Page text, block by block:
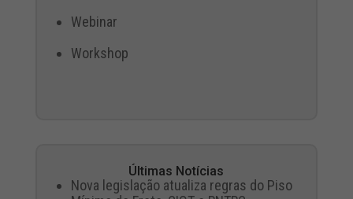
Webinar
Workshop
Últimas Notícias
Nova legislação atualiza regras do Piso